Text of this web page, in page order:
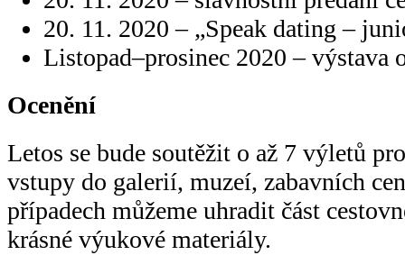
20. 11. 2020 – „Speak dating –
Listopad–prosinec 2020 – výstava
Ocenění
Letos se bude soutěžit o až 7 výletů
vstupy do galerií, muzeí, zabavních
případech můžeme uhradit část
krásné výukové materiály.